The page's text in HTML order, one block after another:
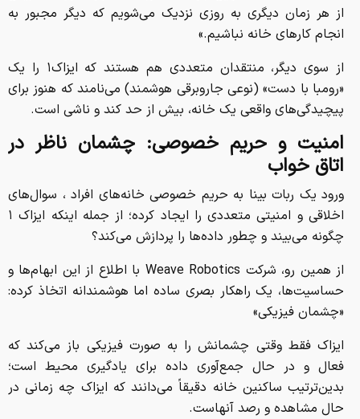
از هر زمان دیگری به روزی نزدیک می‌شویم که دیگر مجبور به
انجام کارهای خانه نباشیم.»
از سوی دیگر، منتقدان متعددی هم هستند که ایزاک۱ را یک
«رومبا با دست» (نوعی جاروبرقی هوشمند) می‌نامند که هنوز برای
پیچیدگی‌های واقعی یک خانه، بیش از حد کند و ناشی است.
امنیت و حریم خصوصی: چشمان ناظر در
اتاق خواب
ورود یک ربات بینا به حریم خصوصی خانه‌های افراد ، سوال‌های
اخلاقی و امنیتی متعددی را ایجاد کرده؛ از جمله اینکه ایزاک ۱
چگونه می‌بیند و چطور داده‌ها را پردازش می‌کند؟
از همین رو، شرکت Weave Robotics با اطلاع از این ابهام‌ها و
حساسیت‌ها، یک راهکار بصری ساده اما هوشمندانه اتخاذ کرده:
«چشمان فیزیکی»
ایزاک فقط وقتی چشمانش را به صورت فیزیکی باز می‌کند که
فعال و در حال جمع‌آوری داده برای یادگیری محیط است؛
بدین‌ترتیب ساکنین خانه دقیقاً می‌دانند که ایزاک چه زمانی در
حال مشاهده و رصد آنهاست.